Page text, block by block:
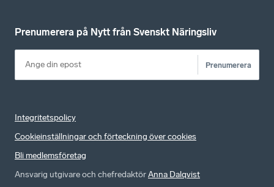
Prenumerera på Nytt från Svenskt Näringsliv
Prenumerera
Integritetspolicy
Cookieinställningar och förteckning över cookies
Bli medlemsföretag
Ansvarig utgivare och chefredaktörAnna Dalqvist